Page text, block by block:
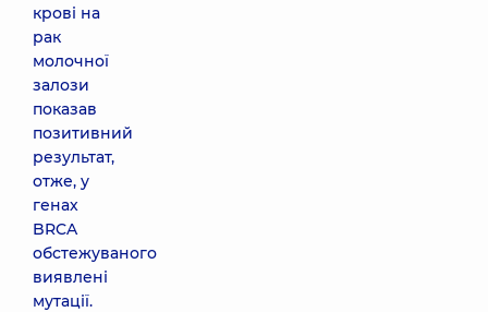
крові на
рак
молочної
залози
показав
позитивний
результат,
отже, у
генах
BRCA
обстежуваного
виявлені
мутації.